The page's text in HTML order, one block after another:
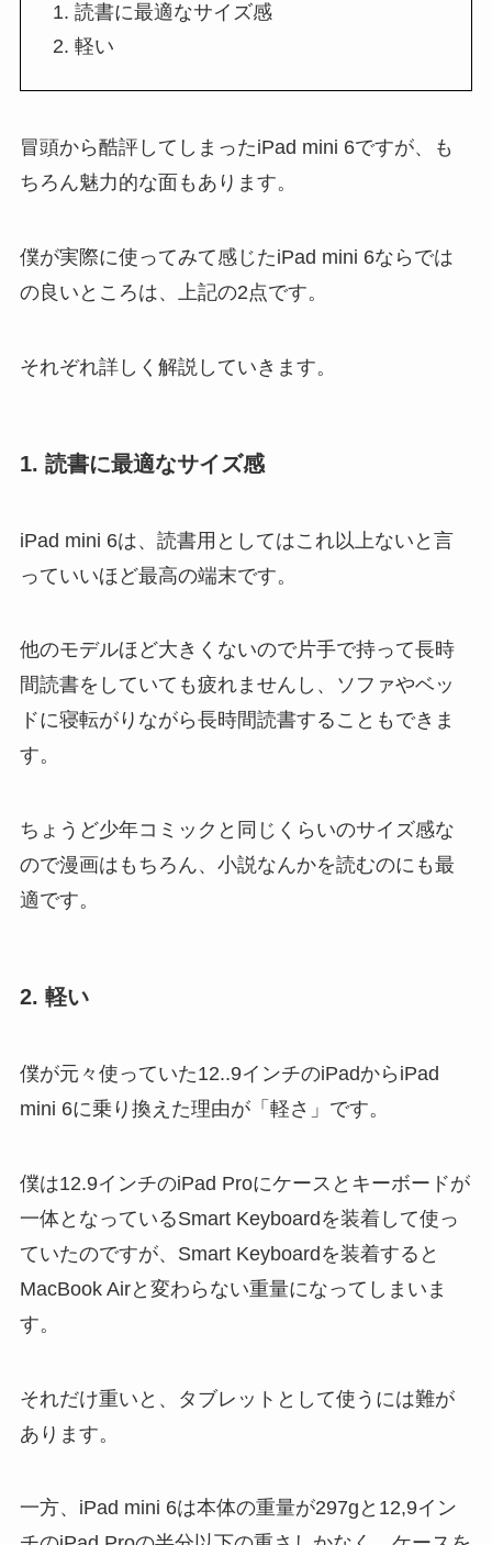
読書に最適なサイズ感
軽い
冒頭から酷評してしまったiPad mini 6ですが、も
ちろん魅力的な面もあります。
僕が実際に使ってみて感じたiPad mini 6ならでは
の良いところは、上記の2点です。
それぞれ詳しく解説していきます。
1. 読書に最適なサイズ感
iPad mini 6は、読書用としてはこれ以上ないと言
っていいほど最高の端末です。
他のモデルほど大きくないので片手で持って長時
間読書をしていても疲れませんし、ソファやベッ
ドに寝転がりながら長時間読書することもできま
す。
ちょうど少年コミックと同じくらいのサイズ感な
ので漫画はもちろん、小説なんかを読むのにも最
適です。
2. 軽い
僕が元々使っていた12..9インチのiPadからiPad
mini 6に乗り換えた理由が「軽さ」です。
僕は12.9インチのiPad Proにケースとキーボードが
一体となっているSmart Keyboardを装着して使っ
ていたのですが、Smart Keyboardを装着すると
MacBook Airと変わらない重量になってしまいま
す。
それだけ重いと、タブレットとして使うには難が
あります。
一方、iPad mini 6は本体の重量が297gと12,9イン